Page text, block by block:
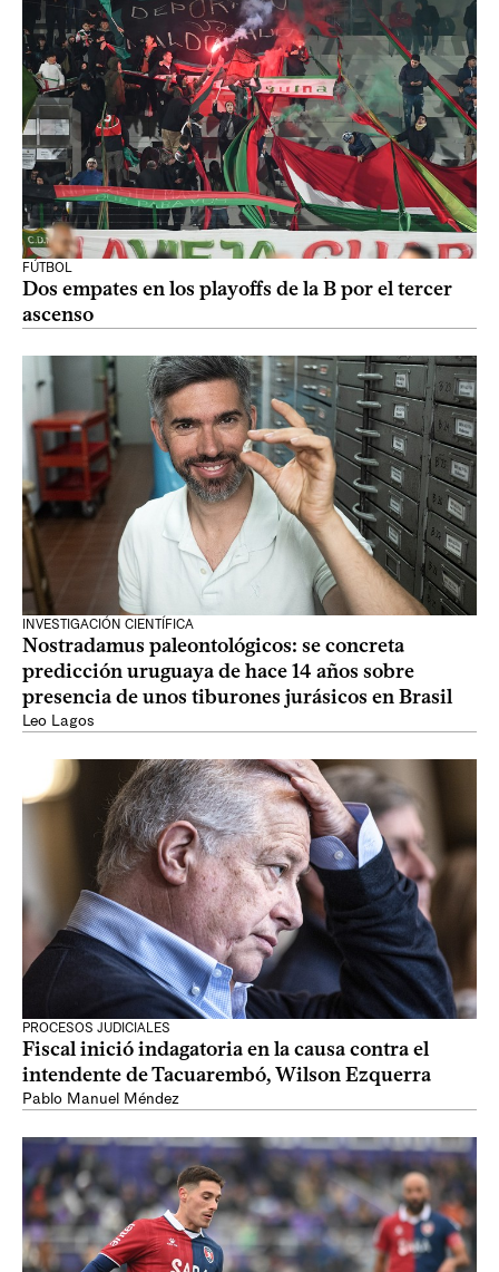
FÚTBOL
Dos empates en los playoffs de la B por el tercer
ascenso
INVESTIGACIÓN CIENTÍFICA
Nostradamus paleontológicos: se concreta
predicción uruguaya de hace 14 años sobre
presencia de unos tiburones jurásicos en Brasil
Leo Lagos
PROCESOS JUDICIALES
Fiscal inició indagatoria en la causa contra el
intendente de Tacuarembó, Wilson Ezquerra
Pablo Manuel Méndez